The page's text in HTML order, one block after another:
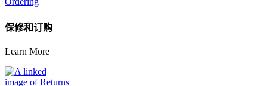
保修和订购
Learn More